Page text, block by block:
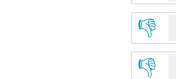
👎
👎